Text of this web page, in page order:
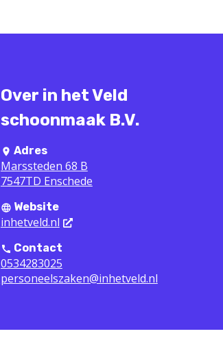
Over in het Veld
schoonmaak B.V.
Adres
Marssteden 68 B
7547TD Enschede
Website
inhetveld.nl
Contact
0534283025
personeelszaken@inhetveld.nl